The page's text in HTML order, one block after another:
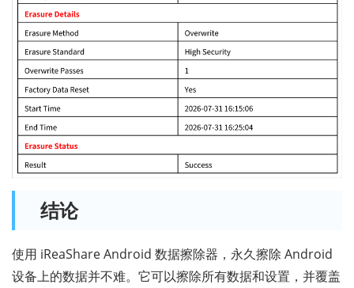
结论
使用 iReaShare Android 数据擦除器，永久擦除 Android
设备上的数据并不难。它可以擦除所有数据和设置，并覆盖